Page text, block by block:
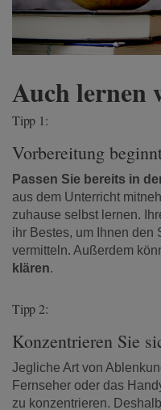
Auch lernen
Tipp 1:
Vorbereitung
Passen Sie bereits in
aus dem Unterricht
zuhause selbst lernen.
ihr Bestes, um Ihnen den
vermitteln. Außerdem
klären.
Tipp 2:
Konzentrieren Sie
Jegliche Art von
Fernseher oder das
zu konzentrieren.